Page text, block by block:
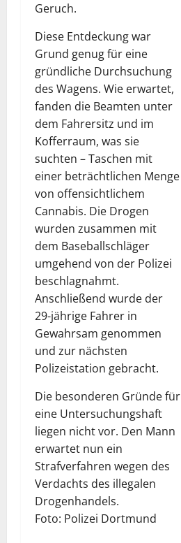
Geruch.
Diese Entdeckung war
Grund genug für eine
gründliche Durchsuchung
des Wagens. Wie erwartet,
fanden die Beamten unter
dem Fahrersitz und im
Kofferraum, was sie
suchten – Taschen mit
einer beträchtlichen Menge
von offensichtlichem
Cannabis. Die Drogen
wurden zusammen mit
dem Baseballschläger
umgehend von der Polizei
beschlagnahmt.
Anschließend wurde der
29-jährige Fahrer in
Gewahrsam genommen
und zur nächsten
Polizeistation gebracht.
Die besonderen Gründe für
eine Untersuchungshaft
liegen nicht vor. Den Mann
erwartet nun ein
Strafverfahren wegen des
Verdachts des illegalen
Drogenhandels.
Foto: Polizei Dortmund